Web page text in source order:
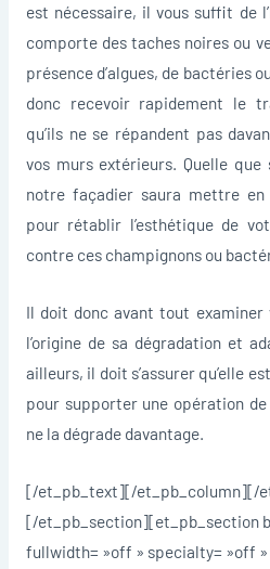
est nécessaire, il vous suffit de
comporte des taches noires ou
présence d’algues, de bactéries
donc recevoir rapidement le
qu’ils ne se répandent pas
vos murs extérieurs. Quelle que
notre façadier saura mettre
pour rétablir l’esthétique de
contre ces champignons ou
Il doit donc avant tout
l’origine de sa dégradation et
ailleurs, il doit s’assurer qu’elle
pour supporter une opération
ne la dégrade davantage.
[/et_pb_text][/et_pb_column][/
[/et_pb_section][et_pb_section
fullwidth= »off » specialty= »off »